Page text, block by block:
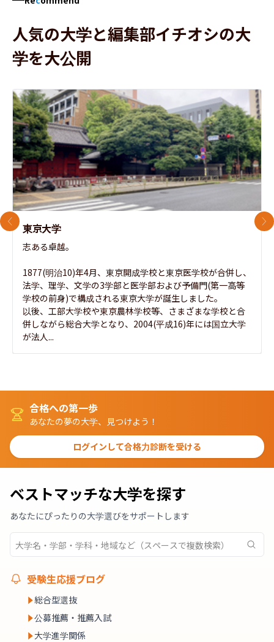
人気の大学と編集部イチオシの大
学を大公開
東京大学
志ある卓越。
1877(明治10)年4月、東京開成学校と東京医学校が合併し、
法学、理学、文学の3学部と医学部および予備門(第一高等
学校の前身)で構成される東京大学が誕生しました。
以後、工部大学校や東京農林学校等、さまざまな学校と合
併しながら総合大学となり、2004(平成16)年には国立大学
が法人...
前のスライド 次
合格への第一歩
あなたの夢の大学、見つけよう！
ログインして合格力診断を受ける
ベストマッチな大学を探す
あなたにぴったりの大学選びをサポートします
受験生応援ブログ
総合型選抜
公募推薦・推薦入試
大学進学関係